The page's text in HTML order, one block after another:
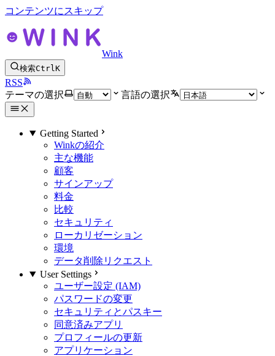
コンテンツにスキップ
Wink
検索CtrlK
RSS
テーマの選択
言語の選択
Getting Started
Winkの紹介
主な機能
顧客
サインアップ
料金
比較
セキュリティ
ローカリゼーション
環境
データ削除リクエスト
User Settings
ユーザー設定 (IAM)
パスワードの変更
セキュリティとパスキー
同意済みアプリ
プロフィールの更新
アプリケーション